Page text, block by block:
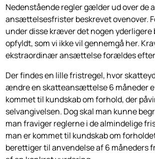
Nedenstående regler gælder ud over de
ansættelsesfrister beskrevet ovenover.
under disse kræver det nogen yderligere
opfyldt, som vi ikke vil gennemgå her.
ekstraordinær ansættelse forældes efter
Der findes en lille fristregel, hvor
ændre en skatteansættelse 6 måneder
kommet til kundskab om forhold, der
selvangivelsen. Dog skal man kunne
man fraviger reglerne i de almindelige
man er kommet til kundskab om
berettiger til anvendelse af 6